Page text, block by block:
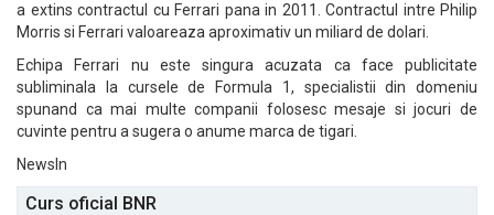
a extins contractul cu Ferrari pana in 2011. Contractul intre Philip
Morris si Ferrari valoareaza aproximativ un miliard de dolari.
Echipa Ferrari nu este singura acuzata ca face publicitate
subliminala la cursele de Formula 1, specialistii din domeniu
spunand ca mai multe companii folosesc mesaje si jocuri de
cuvinte pentru a sugera o anume marca de tigari.
NewsIn
Curs oficial BNR